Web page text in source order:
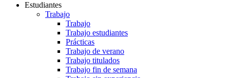
Estudiantes
Trabajo
Trabajo
Trabajo estudiantes
Prácticas
Trabajo de verano
Trabajo titulados
Trabajo fin de semana